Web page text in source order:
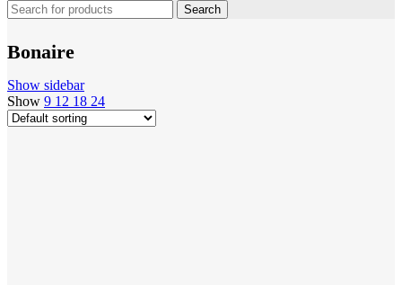
Search
Bonaire
Show sidebar
Show 9 12 18 24